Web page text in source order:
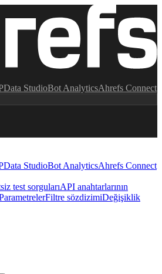
Data StudioBot AnalyticsAhrefs Connect
Data StudioBot AnalyticsAhrefs Connect
test sorgularıAPI anahtarlarının
Filtre sözdizimiDeğişiklik